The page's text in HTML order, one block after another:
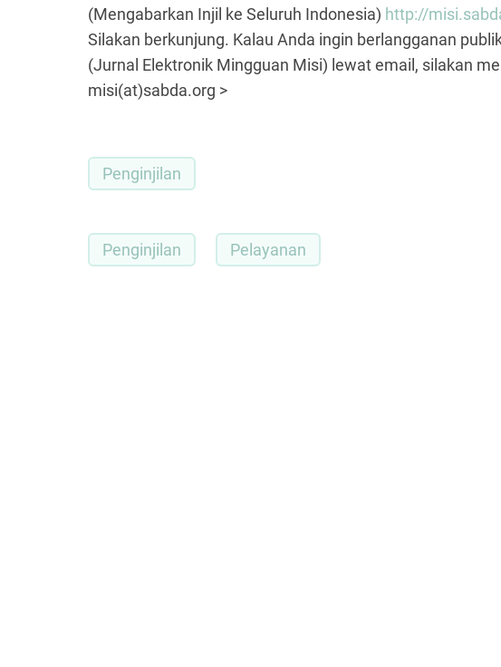
(Mengabarkan Injil ke Seluruh Indonesia) http://
Silakan berkunjung. Kalau Anda ingin berlangganan
(Jurnal Elektronik Mingguan Misi) lewat email, silakan
misi(at)sabda.org >
Penginjilan
Penginjilan Pelayanan